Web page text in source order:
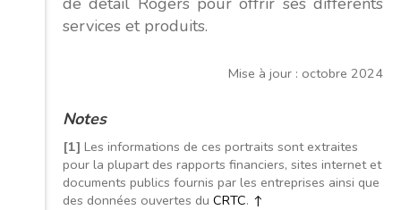
services et produits.
Mise à jour : octobre 2024
Notes
[1] Les informations de ces portraits sont extraites
pour la plupart des rapports financiers, sites internet et
documents publics fournis par les entreprises ainsi que
des données ouvertes du CRTC. ↑